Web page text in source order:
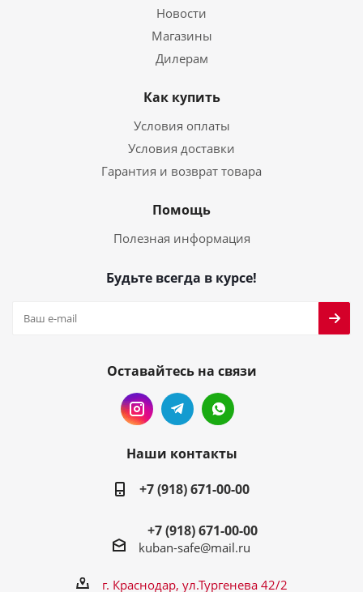
Новости
Магазины
Дилерам
Как купить
Условия оплаты
Условия доставки
Гарантия и возврат товара
Помощь
Полезная информация
Будьте всегда в курсе!
Оставайтесь на связи
Наши контакты
+7 (918) 671-00-00
+7 (918) 671-00-00
kuban-safe@mail.ru
г. Краснодар, ул.Тургенева 42/2